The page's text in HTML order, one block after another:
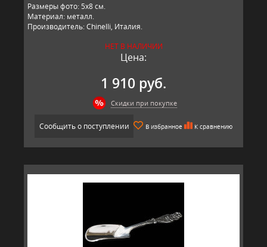
Размеры фото: 5х8 см.
Материал: металл.
Производитель: Chinelli, Италия.
НЕТ В НАЛИЧИИ
Цена:
1 910 руб.
Скидки при покупке
Сообщить о поступлении В избранное К сравнению